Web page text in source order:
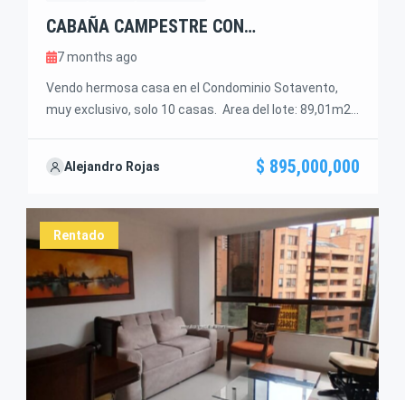
CABAÑA CAMPESTRE CON
ESPECTACULAR VISTA AL LAGO CALIMA,
A 86km DE CALI COLOMBIA
7 months ago
Vendo hermosa casa en el Condominio Sotavento,
muy exclusivo, solo 10 casas. Area del lote: 89,01m2.
Descripción del inmueble: Primer nivel: 4 alcobas con
vista al lago, terraza, comedor, cocina abierta, zona
ropas, […]
Alejandro Rojas $ 895,000,000
Rentado